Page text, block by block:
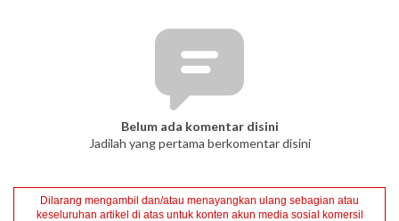
Belum ada komentar disini
Jadilah yang pertama berkomentar disini
Dilarang mengambil dan/atau menayangkan ulang sebagian atau
keseluruhan artikel di atas untuk konten akun media sosial komersil